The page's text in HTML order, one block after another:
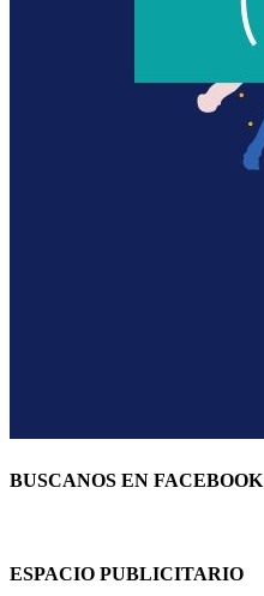
BUSCANOS EN FACEBOOK
ESPACIO PUBLICITARIO